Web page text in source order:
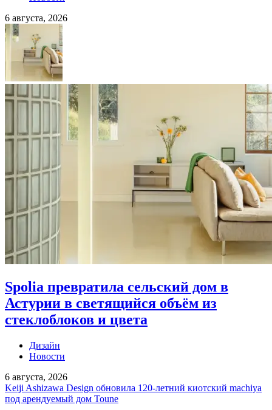
6 августа, 2026
Spolia превратила сельский дом в
Астурии в светящийся объём из
стеклоблоков и цвета
Дизайн
Новости
6 августа, 2026
Keiji Ashizawa Design обновила 120-летний киотский machiya
под арендуемый дом Toune